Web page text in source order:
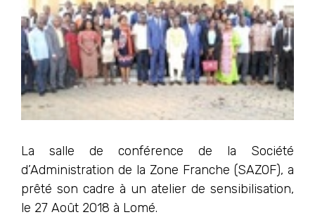
La salle de conférence de la Société
d’Administration de la Zone Franche (SAZOF), a
prêté son cadre à un atelier de sensibilisation,
le 27 Août 2018 à Lomé.